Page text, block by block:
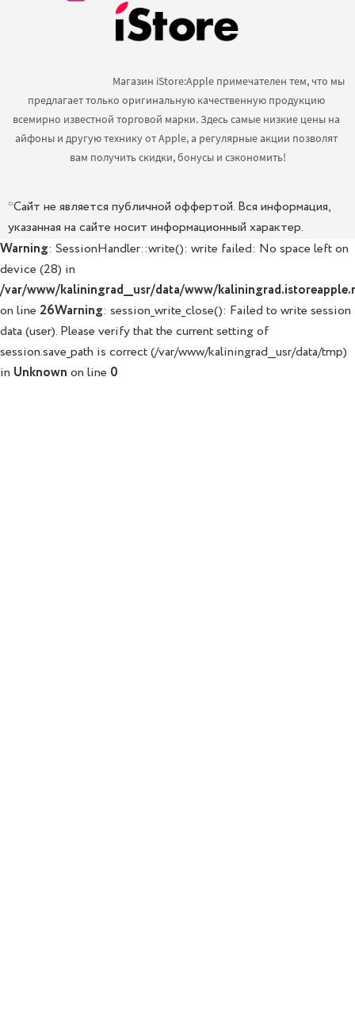
предлагает только оригинальную качественную продукцию
всемирно известной торговой марки. Здесь самые низкие цены на
айфоны и другую технику от Apple, а регулярные акции позволят
вам получить скидки, бонусы и сэкономить!
*Сайт не является публичной оффертой. Вся информация,
указанная на сайте носит информационный характер.
Warning: SessionHandler::write(): write failed: No space left on
device (28) in
/var/www/kaliningrad__usr/data/www/
on line 26Warning: session_write_close(): Failed to write session
data (user). Please verify that the current setting of
session.save_path is correct (/var/www/kaliningrad__usr/data/tmp)
in Unknown on line 0